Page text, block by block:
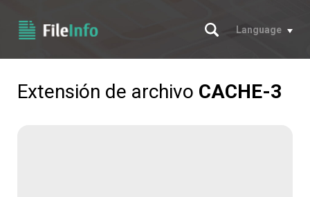
Buscar
Language
Extensión de archivo CACHE-3